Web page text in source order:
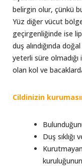
belirgin olur, çünkü
Yüz diğer vücut
geçirgenliğinde ise
duş alındığında
yeterli süre
olan kol ve
Cildinizin
Duş sıklığı